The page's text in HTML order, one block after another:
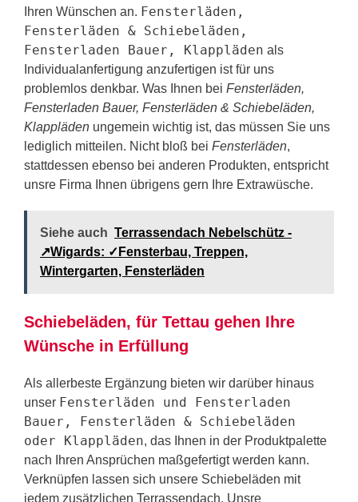
Ihren Wünschen an. Fensterläden,
Fensterläden & Schiebeläden,
Fensterladen Bauer, Klappläden als
Individualanfertigung anzufertigen ist für uns
problemlos denkbar. Was Ihnen bei Fensterläden,
Fensterladen Bauer, Fensterläden & Schiebeläden,
Klappläden ungemein wichtig ist, das müssen Sie uns
lediglich mitteilen. Nicht bloß bei Fensterläden,
stattdessen ebenso bei anderen Produkten, entspricht
unsre Firma Ihnen übrigens gern Ihre Extrawüsche.
Siehe auch Terrassendach Nebelschütz -
↗️Wigards: ✓Fensterbau, Treppen,
Wintergarten, Fensterläden
Schiebeläden, für Tettau gehen Ihre
Wünsche in Erfüllung
Als allerbeste Ergänzung bieten wir darüber hinaus
unser Fensterläden und Fensterladen
Bauer, Fensterläden & Schiebeläden
oder Klappläden, das Ihnen in der Produktpalette
nach Ihren Ansprüchen maßgefertigt werden kann.
Verknüpfen lassen sich unsere Schiebeläden mit
jedem zusätzlichen Terrassendach. Unsre